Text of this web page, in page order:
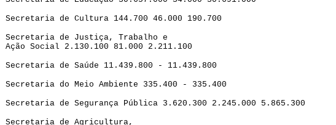
Secretaria de Cultura 144.700 46.000 190.700
Secretaria de Justiça, Trabalho e
Ação Social 2.130.100 81.000 2.211.100
Secretaria de Saúde 11.439.800 - 11.439.800
Secretaria do Meio Ambiente 335.400 - 335.400
Secretaria de Segurança Pública 3.620.300 2.245.000 5.865.300
Secretaria de Agricultura,